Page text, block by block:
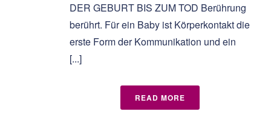
DER GEBURT BIS ZUM TOD Berührung
berührt. Für ein Baby ist Körperkontakt die
erste Form der Kommunikation und ein
[...]
READ MORE